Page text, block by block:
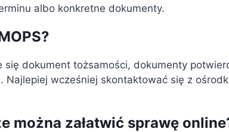
albo konkretne dokumenty.
się dokument tożsamości, dokumenty
wcześniej skontaktować się z
można załatwić sprawę